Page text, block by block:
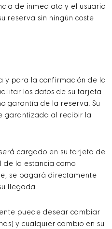
de inmediato y el usuario
reserva sin ningún coste
y para la confirmación de la
los datos de su tarjeta
garantía de la reserva. Su
garantizada al recibir la
cargado en su tarjeta de
de la estancia como
se pagará directamente
llegada.
puede desear cambiar
y cualquier cambio en su